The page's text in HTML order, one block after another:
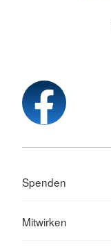
Spenden
Mitwirken